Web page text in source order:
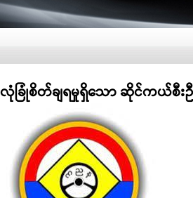
လုံခြုံစိတ်ချရမှုရှိသော ဆိုင်ကယ်စီးဦး